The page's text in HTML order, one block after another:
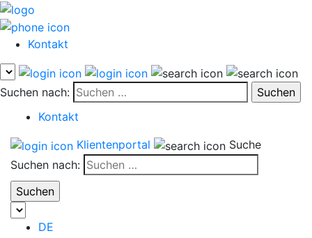
Kontakt
Suchen nach:
Kontakt
Klientenportal
Suche
Suchen nach:
DE